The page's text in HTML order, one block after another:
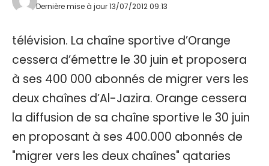
Dernière mise à jour 13/07/2012 09:13
télévision. La chaîne sportive d’Orange
cessera d’émettre le 30 juin et proposera
à ses 400 000 abonnés de migrer vers les
deux chaînes d’Al-Jazira. Orange cessera
la diffusion de sa chaîne sportive le 30 juin
en proposant à ses 400.000 abonnés de
"migrer vers les deux chaînes" qataries